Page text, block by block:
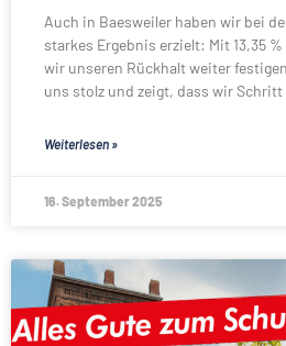
Auch in Baesweiler haben wir bei
starkes Ergebnis erzielt: Mit 13,35
wir unseren Rückhalt weiter
uns stolz und zeigt, dass wir
Weiterlesen »
16. September 2025